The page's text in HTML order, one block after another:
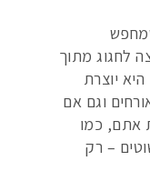
לחגוג מתוך
יוצרת
אחרת – גם אם יש 30 אורחים וגם אם
אתם, כמו
– רק